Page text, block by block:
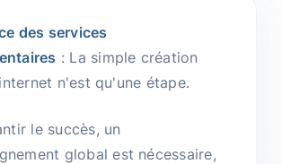
des services
: La simple création
n'est qu'une étape.
le succès, un
global est nécessaire,